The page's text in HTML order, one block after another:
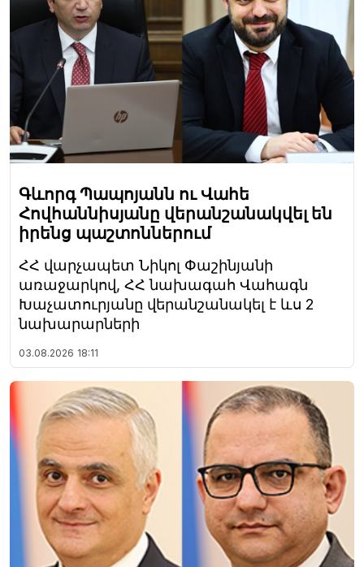
Գևորգ Պապոյանն ու Վահե
Հովհաննիսյանը վերանշանակվել են
իրենց պաշտոններում
ՀՀ վարչապետ Նիկոլ Փաշինյանի
առաջարկով, ՀՀ նախագահ Վահագն
Խաչատուրյանը վերանշանակել է ևս 2
նախարարների
03.08.2026 18:11